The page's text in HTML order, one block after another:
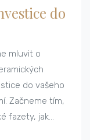
do
mluvit o
do vašeho
Začneme tím,
fazety, jak